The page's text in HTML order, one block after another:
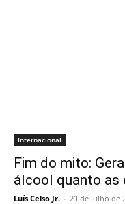
Internacional
Fim do mito:
álcool quanto as
Luís Celso Jr. - 21 de julho de